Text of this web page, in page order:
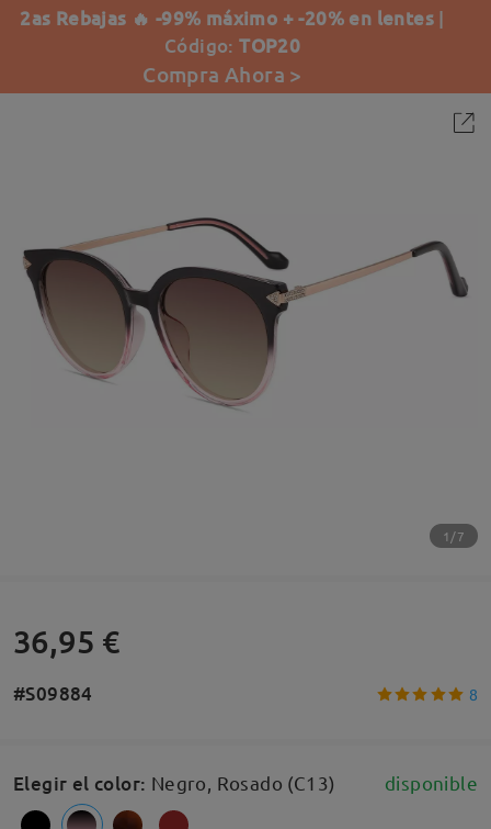
2as Rebajas 🔥 -99% máximo + -20% en lentes |
Código:TOP20
Compra Ahora >
1/7
36,95 €
#S09884 8
Elegir el color: Negro, Rosado (C13) disponible